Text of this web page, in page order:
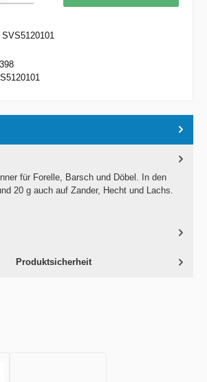
SVS5120101
für Forelle, Barsch und Döbel. In den
20 g auch auf Zander, Hecht und Lachs.
Produktsicherheit